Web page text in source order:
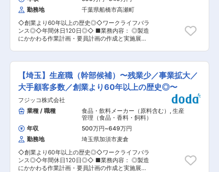
が大きな魅力です。 ◇成長を続ける企業 当社グ
ループ売上高は約470億円、従業員数は約1,450
名規模へ成長しています。近年も国内外で積極的
な設備投資を続けており、2025年には最大規模
となる神戸工場フロンティアが稼働開始。成長フ
実力次第で成長・キャリアアップを目指せる環境
があります。 変更の範囲：会社の定める業務
いをもって取り組むことが出来ます。 ■働く環
境： ・社員の働き方をより良くするために「さん
付け呼称」「服装自由化」を推奨し、残業ゼロを
目指した働き方でライフワークバランスの充実も
図っています。 ・平均勤続年数は10年以上と長
く、育児休業取得率は女性100％、男性も取得率
が増えており、働きやすい環境です。 ・有給取得
創業65周年を迎えました。創業以来、美味しさと
健康へのこだわりを柱に、お客様の声に対して耳
を傾け、変化する消費者ニーズに応える商品を開
発してまいりました。こだわりは食品そのものだ
けでなく、ふじっ子煮の「パチっとカップ」や豆
小鉢やおばんざい小鉢など、個食食べきりの「小
鉢」シリーズなど容器包装の革新でライフスタイ
ルの変化に対応し、常にお客様の生活に寄り添っ
てまいりました。 今後は、昆布と豆のトップクラ
スメーカーとして昆布と豆の価値を追究すること
に加え、新しい食領域への事業拡張や海外をはじ
めとする新市場の開拓に挑戦してまいります。 ま
た、SDGsをはじめとする社会的課題の解決に貢
勤務地
千葉県船橋市高瀬町
◇創業より60年以上の歴史◎◇ワークライフバラ
ンス◎◇年間休日120日◎◇ ■業務内容： ◎製造
にかかわる作業計画・要員計画の作成と実施展開
期・製販） ◎関連部署との調整業務（製販管理な
ど） ■採用者に期待すること： 将来の幹部・工
場長候補として、即戦力でご活躍いただける方を
募集します。 ■やりがい： ◎基幹工場の製造現場
で「これがやりたい！」が実現できる環境です。
◎将来的に製造の幹部・工場長を目指していただ
けます。 ◎安心、安全な「食」の提供を通じ、健
康な社会生活に貢献できます。 ◎1人あたりの業
務の裁量が大きく、チャレンジをしながらやりが
いをもって取り組むことが出来ます。 ■働く環
境： ・社員の働き方をより良くするために「さん
付け呼称」「服装自由化」を推奨し、残業ゼロを
目指した働き方でライフワークバランスの充実も
図っています。 ・平均勤続年数は10年以上と長
【埼玉】生産職（幹部候補）〜残業少／事業拡大／
大手顧客多数／創業より60年以上の歴史◎〜
フジッコ株式会社
業種 / 職種
食品・飲料メーカー（原料含む） , 生産
管理（食品・香料・飼料）
年収
500万円~649万円
勤務地
埼玉県加須市麦倉
◇創業より60年以上の歴史◎◇ワークライフバラ
ンス◎◇年間休日120日◎◇ ■業務内容： ◎製造
にかかわる作業計画・要員計画の作成と実施展開